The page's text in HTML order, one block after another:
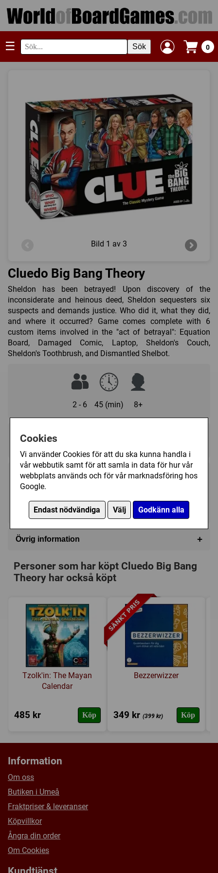
Cookies
Vi använder Cookies för att du ska kunna handla i
vår webbutik samt för att samla in data för hur vår
webbplats används och för vår marknadsföring hos
Google.
Endast nödvändiga Välj Godkänn alla
☰ Sök 0
Bild 1 av 3
Cluedo Big Bang Theory
Sheldon has been betrayed! Upon discovery of the
inconsiderate and heinous deed, Sheldon sequesters six
suspects and demands justice. Who did it, what they did,
and where it occurred? Game comes complete with 6
custom items involved in the "act of betrayal": Equation
Board, Damaged Comic, Laptop, Sheldon's Couch,
Sheldon's Toothbrush, and Dismantled Shelbot.
2 - 6 45 (min) 8+
425 kr Bevaka
Tillfälligt slut
Övrig information +
Kategori: Slutledningsförmåga,Mysterier ,
Tärningsförflyttande
Hasbro
Länkar: Tillverkarens hemsida,BoardGameGeek
Försälj. rank:2212/18137
Personer som har köpt Cluedo Big Bang
Theory har också köpt
Tzolk'in: The Mayan
Calendar
485 kr Köp
Bezzerwizzer
349 kr (399 kr) Köp
Information
Om oss
Butiken i Umeå
Fraktpriser & leveranser
Köpvillkor
Ångra din order
Om Cookies